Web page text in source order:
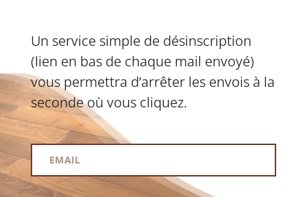
Un service simple de désinscription
(lien en bas de chaque mail envoyé)
vous permettra d’arrêter les envois à la
seconde où vous cliquez.